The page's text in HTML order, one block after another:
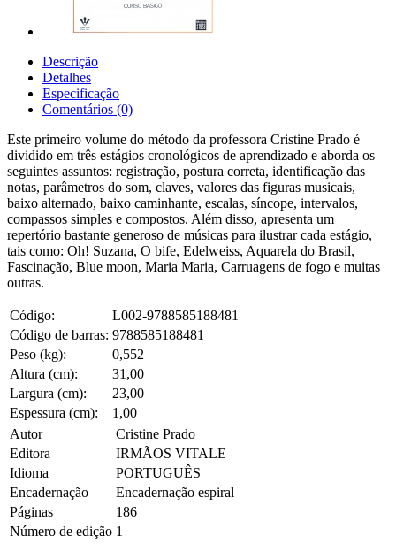
Descrição
Detalhes
Especificação
Comentários (0)
Este primeiro volume do método da professora Cristine Prado é
dividido em três estágios cronológicos de aprendizado e aborda os
seguintes assuntos: registração, postura correta, identificação das
notas, parâmetros do som, claves, valores das figuras musicais,
baixo alternado, baixo caminhante, escalas, síncope, intervalos,
compassos simples e compostos. Além disso, apresenta um
repertório bastante generoso de músicas para ilustrar cada estágio,
tais como: Oh! Suzana, O bife, Edelweiss, Aquarela do Brasil,
Fascinação, Blue moon, Maria Maria, Carruagens de fogo e muitas
outras.
Código:
L002-9788585188481
Código de barras: 9788585188481
Peso (kg):
0,552
Altura (cm):
31,00
Largura (cm):
23,00
Espessura (cm):
1,00
Autor
Cristine Prado
Editora
IRMÃOS VITALE
Idioma
PORTUGUÊS
Encadernação
Encadernação espiral
Páginas
186
Número de edição 1